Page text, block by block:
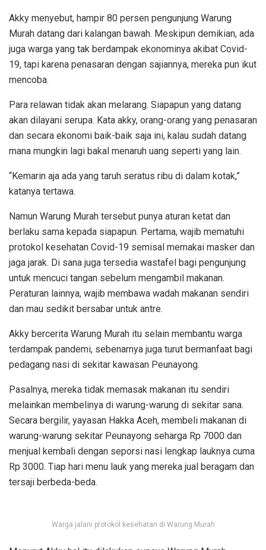
Akky menyebut, hampir 80 persen pengunjung Warung
Murah datang dari kalangan bawah. Meskipun demikian, ada
juga warga yang tak berdampak ekonominya akibat Covid-
19, tapi karena penasaran dengan sajiannya, mereka pun ikut
mencoba.
Para relawan tidak akan melarang. Siapapun yang datang
akan dilayani serupa. Kata akky, orang-orang yang penasaran
dan secara ekonomi baik-baik saja ini, kalau sudah datang
mana mungkin lagi bakal menaruh uang seperti yang lain.
“Kemarin aja ada yang taruh seratus ribu di dalam kotak,”
katanya tertawa.
Namun Warung Murah tersebut punya aturan ketat dan
berlaku sama kepada siapapun. Pertama, wajib mematuhi
protokol kesehatan Covid-19 semisal memakai masker dan
jaga jarak. Di sana juga tersedia wastafel bagi pengunjung
untuk mencuci tangan sebelum mengambil makanan.
Peraturan lainnya, wajib membawa wadah makanan sendiri
dan mau sedikit bersabar untuk antre.
Akky bercerita Warung Murah itu selain membantu warga
terdampak pandemi, sebenarnya juga turut bermanfaat bagi
pedagang nasi di sekitar kawasan Peunayong.
Pasalnya, mereka tidak memasak makanan itu sendiri
melainkan membelinya di warung-warung di sekitar sana.
Secara bergilir, yayasan Hakka Aceh, membeli makanan di
warung-warung sekitar Peunayong seharga Rp 7000 dan
menjual kembali dengan seporsi nasi lengkap lauknya cuma
Rp 3000. Tiap hari menu lauk yang mereka jual beragam dan
tersaji berbeda-beda.
Warga jalani protokol kesehatan di Warung Murah